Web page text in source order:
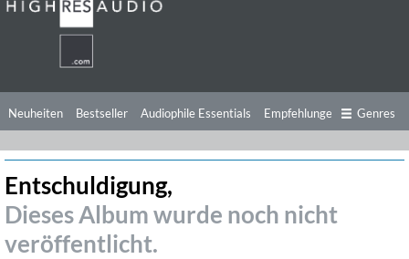
Neuheiten Bestseller Audiophile Essentials Empfehlungen
Hörtipps Top Alben Angebote Preorder Vorschau Free Sampler
Videos
Genres
Entschuldigung,
Dieses Album wurde noch nicht
veröffentlicht.